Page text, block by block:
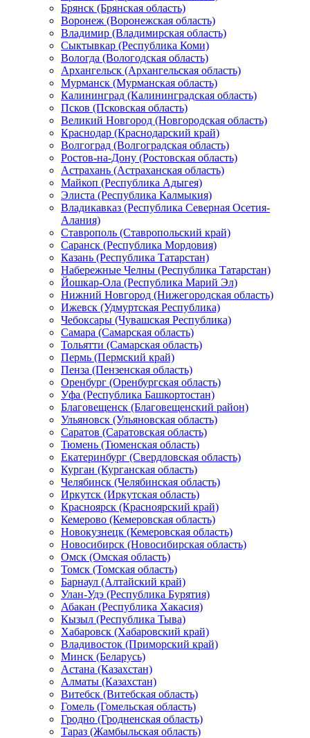
Брянск (Брянская область)
Воронеж (Воронежская область)
Владимир (Владимирская область)
Сыктывкар (Республика Коми)
Вологда (Вологодская область)
Архангельск (Архангельская область)
Мурманск (Мурманская область)
Калининград (Калининградская область)
Псков (Псковская область)
Великий Новгород (Новгородская область)
Краснодар (Краснодарский край)
Волгоград (Волгоградская область)
Ростов-на-Дону (Ростовская область)
Астрахань (Астраханская область)
Майкоп (Республика Адыгея)
Элиста (Республика Калмыкия)
Владикавказ (Республика Северная Осетия-
Алания)
Ставрополь (Ставропольский край)
Саранск (Республика Мордовия)
Казань (Республика Татарстан)
Набережные Челны (Республика Татарстан)
Йошкар-Ола (Республика Марий Эл)
Нижний Новгород (Нижегородская область)
Ижевск (Удмуртская Республика)
Чебоксары (Чувашская Республика)
Самара (Самарская область)
Тольятти (Самарская область)
Пермь (Пермский край)
Пенза (Пензенская область)
Оренбург (Оренбургская область)
Уфа (Республика Башкортостан)
Благовещенск (Благовещенский район)
Ульяновск (Ульяновская область)
Саратов (Саратовская область)
Тюмень (Тюменская область)
Екатеринбург (Свердловская область)
Курган (Курганская область)
Челябинск (Челябинская область)
Иркутск (Иркутская область)
Красноярск (Красноярский край)
Кемерово (Кемеровская область)
Новокузнецк (Кемеровская область)
Новосибирск (Новосибирская область)
Омск (Омская область)
Томск (Томская область)
Барнаул (Алтайский край)
Улан-Удэ (Республика Бурятия)
Абакан (Республика Хакасия)
Кызыл (Республика Тыва)
Хабаровск (Хабаровский край)
Владивосток (Приморский край)
Минск (Беларусь)
Астана (Казахстан)
Алматы (Казахстан)
Витебск (Витебская область)
Гомель (Гомельская область)
Гродно (Гродненская область)
Тараз (Жамбыльская область)